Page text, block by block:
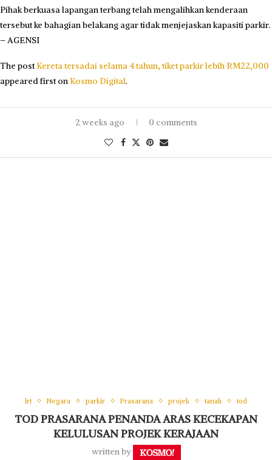
Pihak berkuasa lapangan terbang telah mengalihkan kenderaan
tersebut ke bahagian belakang agar tidak menjejaskan kapasiti parkir.
– AGENSI
The postKereta tersadai selama 4 tahun, tiket parkir lebih RM22,000
appeared first on Kosmo Digital.
2 weeks ago 0 comments
lrt Negara parkir Prasarana projek tanah tod
TOD PRASARANA PENANDA ARAS KECEKAPAN
KELULUSAN PROJEK KERAJAAN
written by